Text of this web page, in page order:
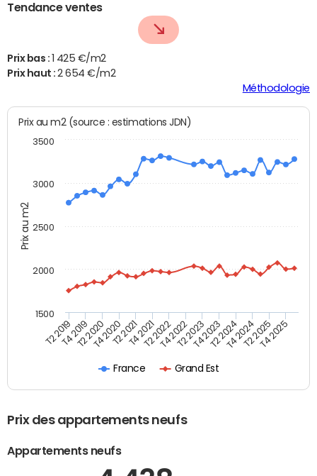
Tendance ventes
Prix bas : 1 425 €/m2
Prix haut :2 654 €/m2
Méthodologie
Prix au m2
Prix au m2 (source : estimations JDN)
France Grand Est
T2 2019T4 2019T2 2020T4 2020T2 2021T4 2021T2 2022T4 2022T2 2023T4 2023T2 2024T4 2024T2 2025T4 2025
1500
2000
2500
3000
3500
Prix des appartements neufs
Appartements neufs